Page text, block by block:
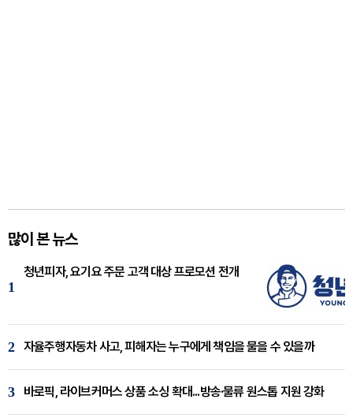
많이 본 뉴스
1
청년피자, 요기요 주문 고객 대상 프로모션 전개
2 자율주행자동차 사고, 피해자는 누구에게 책임을 물을 수 있을까
3 바로픽, 라이브커머스 상품 소싱 확대...방송·물류 원스톱 지원 강화